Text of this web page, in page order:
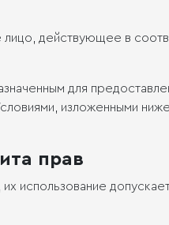
действующее в
для
изложенными
прав
использование